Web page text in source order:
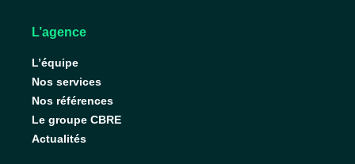
L’agence
L’équipe
Nos services
Nos références
Le groupe CBRE
Actualités